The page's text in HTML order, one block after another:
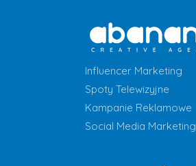
Influencer Marketing
Spoty Telewizyjne
Kampanie Reklamowe
Social Media Marketing